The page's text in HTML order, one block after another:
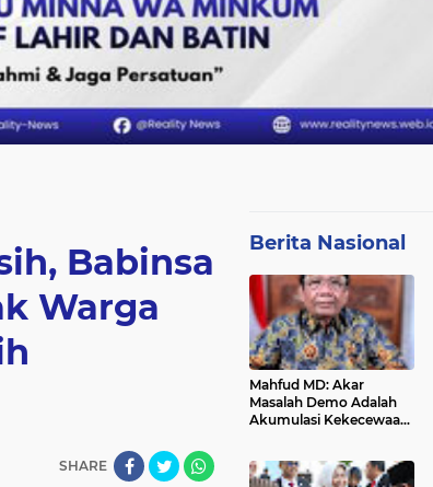
Babinsa
Warga
SHARE
Berita Nasional
Mahfud MD: Akar
Masalah Demo Adalah
Akumulasi Kekecewaan